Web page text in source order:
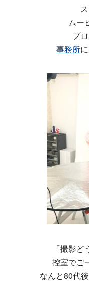
ムー
プ
事務所
「撮影
控室でご
なんと80代